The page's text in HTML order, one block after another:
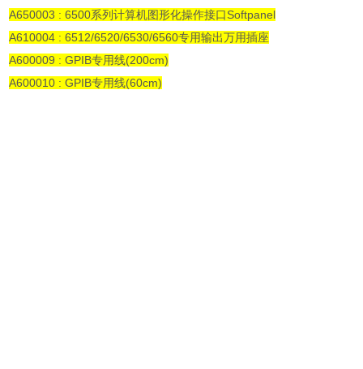
A650003 : 6500系列计算机图形化操作接口Softpanel
A610004 : 6512/6520/6530/6560专用输出万用插座
A600009 : GPIB专用线(200cm)
A600010 : GPIB专用线(60cm)